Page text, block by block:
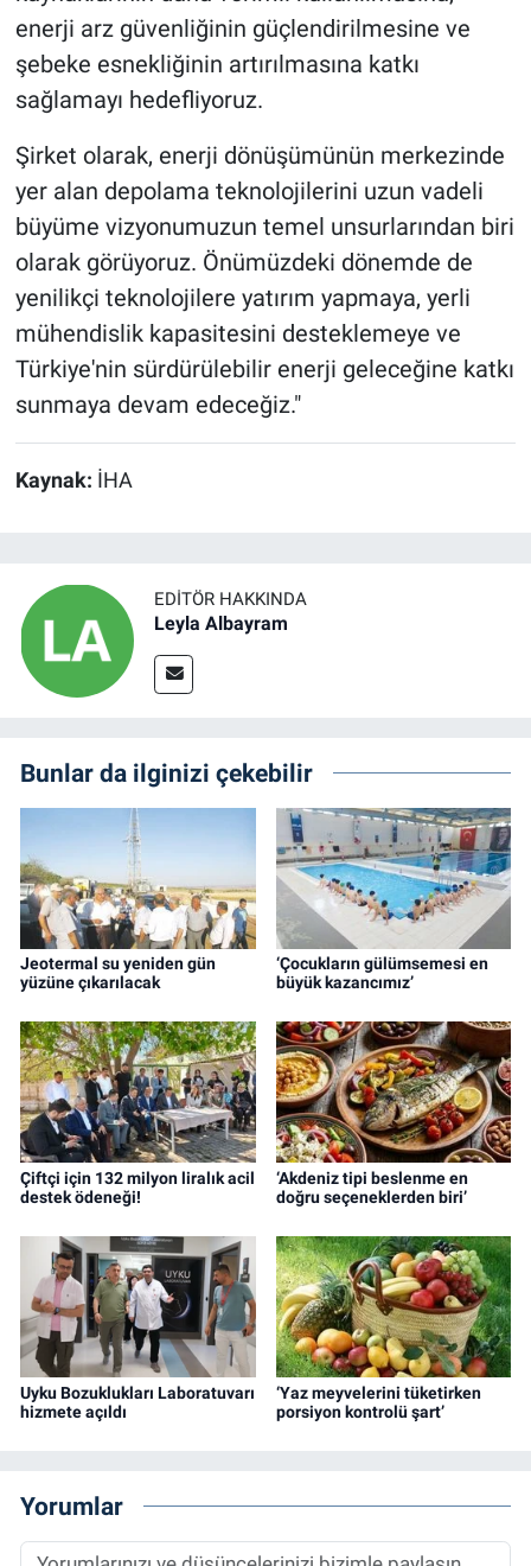
enerji arz güvenliğinin güçlendirilmesine ve
şebeke esnekliğinin artırılmasına katkı
sağlamayı hedefliyoruz.
Şirket olarak, enerji dönüşümünün merkezinde
yer alan depolama teknolojilerini uzun vadeli
büyüme vizyonumuzun temel unsurlarından biri
olarak görüyoruz. Önümüzdeki dönemde de
yenilikçi teknolojilere yatırım yapmaya, yerli
mühendislik kapasitesini desteklemeye ve
Türkiye'nin sürdürülebilir enerji geleceğine katkı
sunmaya devam edeceğiz."
Kaynak: İHA
EDITÖR HAKKINDA
Leyla Albayram
Bunlar da ilginizi çekebilir
Jeotermal su yeniden gün
yüzüne çıkarılacak
‘Çocukların gülümsemesi en
büyük kazancımız’
Çiftçi için 132 milyon liralık acil
destek ödeneği!
‘Akdeniz tipi beslenme en
doğru seçeneklerden biri’
Uyku Bozuklukları Laboratuvarı
hizmete açıldı
‘Yaz meyvelerini tüketirken
porsiyon kontrolü şart’
Yorumlar